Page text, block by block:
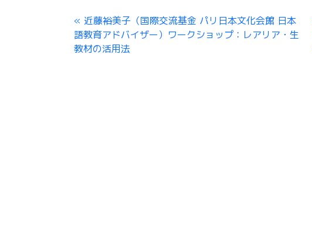
近藤裕美子（国際交流基金 パリ日本文化会館 日本
語教育アドバイザー）ワークショップ：レアリア・生
教材の活用法